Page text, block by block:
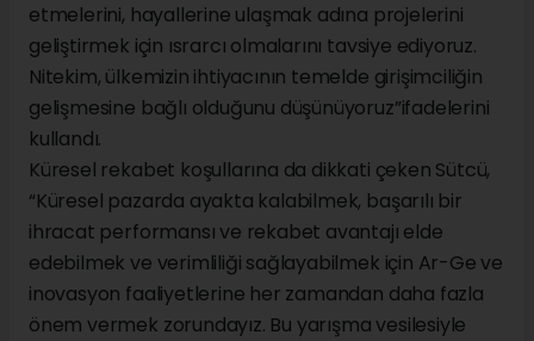
etmelerini, hayallerine ulaşmak adına projelerini
geliştirmek için ısrarcı olmalarını tavsiye ediyoruz.
Nitekim, ülkemizin ihtiyacının temelde girişimciliğin
gelişmesine bağlı olduğunu düşünüyoruz”ifadelerini
kullandı.
Küresel rekabet koşullarına da dikkati çeken Sütcü,
“Küresel pazarda ayakta kalabilmek, başarılı bir
ihracat performansı ve rekabet avantajı elde
edebilmek ve verimliliği sağlayabilmek için Ar-Ge ve
inovasyon faaliyetlerine her zamandan daha fazla
önem vermek zorundayız. Bu yarışma vesilesiyle